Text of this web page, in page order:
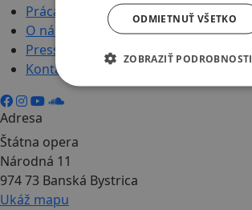
Práca
O nás
Press
Kontakt
Adresa
Štátna opera
Národná 11
974 73 Banská Bystrica
Ukáž mapu
ODMIETNUŤ VŠETKO
ZOBRAZIŤ PODROBNOSTI